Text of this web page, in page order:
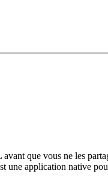
que vous ne les
une application native